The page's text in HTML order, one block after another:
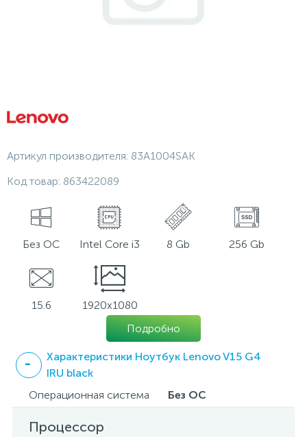
Артикул производителя: 83A1004SAK
Код товар: 863422089
Без ОС Intel Core i3 8 Gb 256 Gb
15.6
1920x1080
Подробно
Характеристики Ноутбук Lenovo V15 G4
IRU black
Операционная система
Без ОС
Процессор